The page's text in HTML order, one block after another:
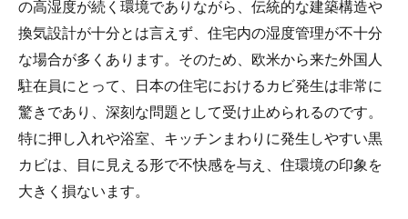
の高湿度が続く環境でありながら、伝統的な建築構造や
換気設計が十分とは言えず、住宅内の湿度管理が不十分
な場合が多くあります。そのため、欧米から来た外国人
駐在員にとって、日本の住宅におけるカビ発生は非常に
驚きであり、深刻な問題として受け止められるのです。
特に押し入れや浴室、キッチンまわりに発生しやすい黒
カビは、目に見える形で不快感を与え、住環境の印象を
大きく損ないます。